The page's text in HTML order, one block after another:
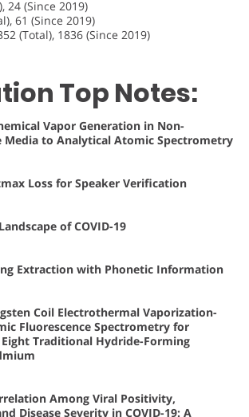
24 (Since 2019)
61 (Since 2019)
(Total), 1836 (Since 2019)
Top Notes:
Vapor Generation in Non-
to Analytical Atomic Spectrometry
Loss for Speaker Verification
of COVID-19
Extraction with Phonetic Information
Coil Electrothermal Vaporization-
Fluorescence Spectrometry for
Traditional Hydride-Forming
Among Viral Positivity,
Disease Severity in COVID-19: A